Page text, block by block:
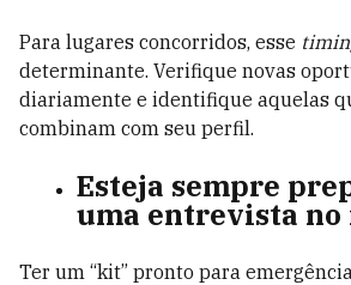
Para lugares concorridos, esse
determinante. Verifique novas
diariamente e identifique aquelas
combinam com seu perfil.
Esteja sempre
uma entrevista no
Ter um “kit” pronto para